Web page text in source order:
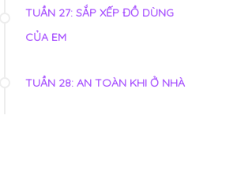
TUẦN 27: SẮP XẾP ĐỒ DÙNG
CỦA EM
TUẦN 28: AN TOÀN KHI Ở NHÀ